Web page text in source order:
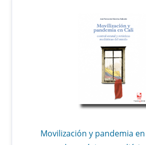
Movilización y pandemia